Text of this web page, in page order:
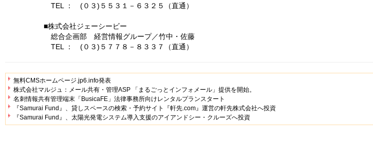
TEL ： (０３)５５３１－６３２５（直通）
■株式会社ジェーシービー
総合企画部 経営情報グループ／竹中・佐藤
TEL ： (０３)５７７８－８３３７（直通）
無料CMSホームページ.jp6.info発表
株式会社マルジュ：メール共有・管理ASP 「まるごっとインフォメール」提供を開始。
名刺情報共有管理端末「BusicaFE」法律事務所向けレンタルプランスタート
『Samurai Fund』、貸しスペースの検索・予約サイト『軒先.com』運営の軒先株式会社へ投資
『Samurai Fund』、太陽光発電システム導入支援のアイアンドシー・クルーズへ投資